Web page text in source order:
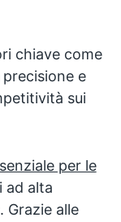
chiave come
e
sui
per le
ad alta
Grazie alle